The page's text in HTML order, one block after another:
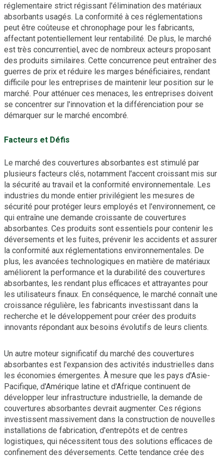
réglementaire strict régissant l'élimination des matériaux
absorbants usagés. La conformité à ces réglementations
peut être coûteuse et chronophage pour les fabricants,
affectant potentiellement leur rentabilité. De plus, le marché
est très concurrentiel, avec de nombreux acteurs proposant
des produits similaires. Cette concurrence peut entraîner des
guerres de prix et réduire les marges bénéficiaires, rendant
difficile pour les entreprises de maintenir leur position sur le
marché. Pour atténuer ces menaces, les entreprises doivent
se concentrer sur l'innovation et la différenciation pour se
démarquer sur le marché encombré.
Facteurs et Défis
Le marché des couvertures absorbantes est stimulé par
plusieurs facteurs clés, notamment l'accent croissant mis sur
la sécurité au travail et la conformité environnementale. Les
industries du monde entier privilégient les mesures de
sécurité pour protéger leurs employés et l'environnement, ce
qui entraîne une demande croissante de couvertures
absorbantes. Ces produits sont essentiels pour contenir les
déversements et les fuites, prévenir les accidents et assurer
la conformité aux réglementations environnementales. De
plus, les avancées technologiques en matière de matériaux
améliorent la performance et la durabilité des couvertures
absorbantes, les rendant plus efficaces et attrayantes pour
les utilisateurs finaux. En conséquence, le marché connaît une
croissance régulière, les fabricants investissant dans la
recherche et le développement pour créer des produits
innovants répondant aux besoins évolutifs de leurs clients.
Un autre moteur significatif du marché des couvertures
absorbantes est l'expansion des activités industrielles dans
les économies émergentes. À mesure que les pays d'Asie-
Pacifique, d'Amérique latine et d'Afrique continuent de
développer leur infrastructure industrielle, la demande de
couvertures absorbantes devrait augmenter. Ces régions
investissent massivement dans la construction de nouvelles
installations de fabrication, d'entrepôts et de centres
logistiques, qui nécessitent tous des solutions efficaces de
confinement des déversements. Cette tendance crée des